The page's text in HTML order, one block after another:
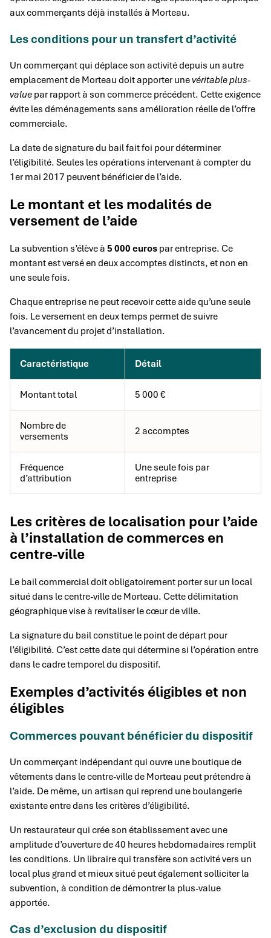
aux commerçants déjà installés à Morteau.
Les conditions pour un transfert d’activité
Un commerçant qui déplace son activité depuis un autre
emplacement de Morteau doit apporter unevéritable plus-
value par rapport à son commerce précédent. Cette exigence
évite les déménagements sans amélioration réelle de l’offre
commerciale.
La date de signature du bail fait foi pour déterminer
l’éligibilité. Seules les opérations intervenant à compter du
1er mai 2017 peuvent bénéficier de l’aide.
Le montant et les modalités de
versement de l’aide
La subvention s’élève à 5 000 euros par entreprise. Ce
montant est versé en deux accomptes distincts, et non en
une seule fois.
Chaque entreprise ne peut recevoir cette aide qu’une seule
fois. Le versement en deux temps permet de suivre
l’avancement du projet d’installation.
Caractéristique Détail
Montant total 5 000 €
Nombre de
versements
2 accomptes
Fréquence
d’attribution
Une seule fois par
entreprise
Les critères de localisation pour l’aide
à l’installation de commerces en
centre-ville
Le bail commercial doit obligatoirement porter sur un local
situé dans le centre-ville de Morteau. Cette délimitation
géographique vise à revitaliser le cœur de ville.
La signature du bail constitue le point de départ pour
l’éligibilité. C’est cette date qui détermine si l’opération entre
dans le cadre temporel du dispositif.
Exemples d’activités éligibles et non
éligibles
Commerces pouvant bénéficier du dispositif
Un commerçant indépendant qui ouvre une boutique de
vêtements dans le centre-ville de Morteau peut prétendre à
l’aide. De même, un artisan qui reprend une boulangerie
existante entre dans les critères d’éligibilité.
Un restaurateur qui crée son établissement avec une
amplitude d’ouverture de 40 heures hebdomadaires remplit
les conditions. Un libraire qui transfère son activité vers un
local plus grand et mieux situé peut également solliciter la
subvention, à condition de démontrer la plus-value
apportée.
Cas d’exclusion du dispositif